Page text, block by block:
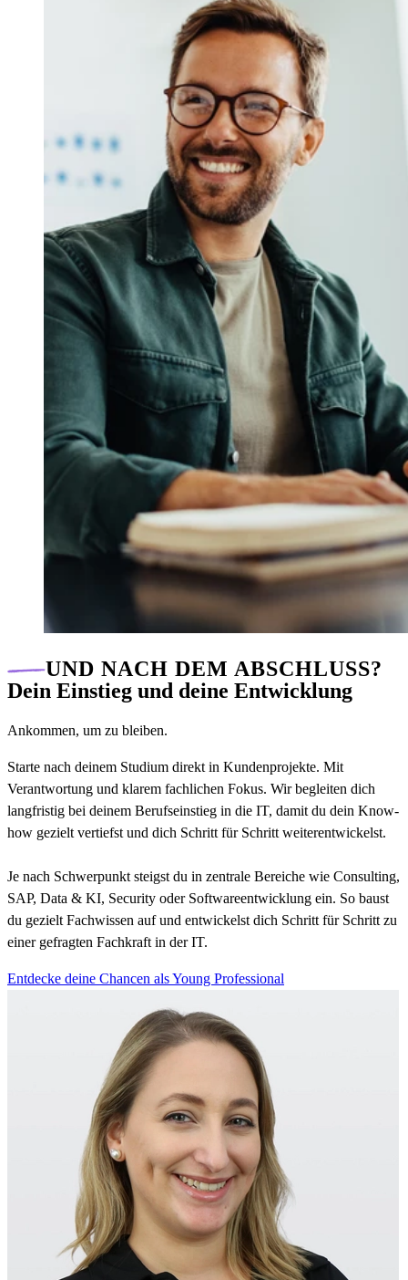
UND NACH DEM ABSCHLUSS?
Dein Einstieg und deine Entwicklung
Ankommen, um zu bleiben.
Starte nach deinem Studium direkt in Kundenprojekte. Mit
Verantwortung und klarem fachlichen Fokus. Wir begleiten dich
langfristig bei deinem Berufseinstieg in die IT, damit du dein Know-
how gezielt vertiefst und dich Schritt für Schritt weiterentwickelst.
Je nach Schwerpunkt steigst du in zentrale Bereiche wie Consulting,
SAP, Data & KI, Security oder Softwareentwicklung ein. So baust
du gezielt Fachwissen auf und entwickelst dich Schritt für Schritt zu
einer gefragten Fachkraft in der IT.
Entdecke deine Chancen als Young Professional